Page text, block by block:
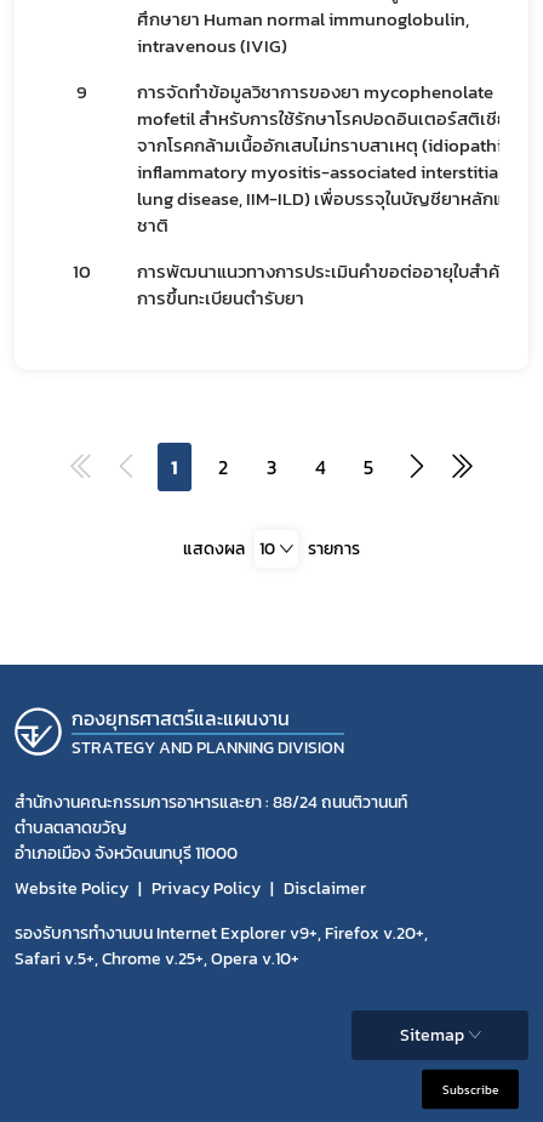
ศึกษายา Human normal immunoglobulin,
intravenous (IVIG)
9
การจัดทำข้อมูลวิชาการของยา mycophenolate
mofetil สำหรับการใช้รักษาโรคปอดอินเตอร์สติเชียล
จากโรคกล้ามเนื้ออักเสบไม่ทราบสาเหตุ (idiopathic
inflammatory myositis-associated interstitial
lung disease, IIM-ILD) เพื่อบรรจุในบัญชียาหลักแห่ง
ชาติ
10
การพัฒนาแนวทางการประเมินคำขอต่ออายุใบสำคัญ
การขึ้นทะเบียนตำรับยา
1 2 3 4 5
แสดงผล 10 รายการ
กองยุทธศาสตร์และแผนงาน
STRATEGY AND PLANNING DIVISION
สำนักงานคณะกรรมการอาหารและยา : 88/24 ถนนติวานนท์
ตำบลตลาดขวัญ
อำเภอเมือง จังหวัดนนทบุรี 11000
Website Policy
Privacy Policy
Disclaimer
รองรับการทำงานบน Internet Explorer v9+, Firefox v.20+,
Safari v.5+, Chrome v.25+, Opera v.10+
Sitemap
Subscribe